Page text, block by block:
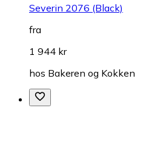
Severin 2076 (Black)
fra
1 944 kr
hos Bakeren og Kokken